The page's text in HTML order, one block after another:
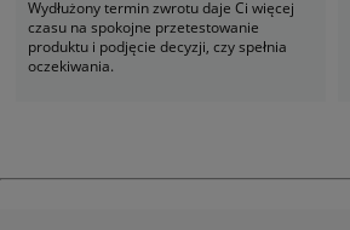
Wydłużony termin zwrotu daje Ci więcej
czasu na spokojne przetestowanie
produktu i podjęcie decyzji, czy spełnia
oczekiwania.